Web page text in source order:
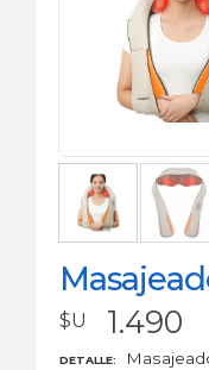
$U 1.490
DETALLE: